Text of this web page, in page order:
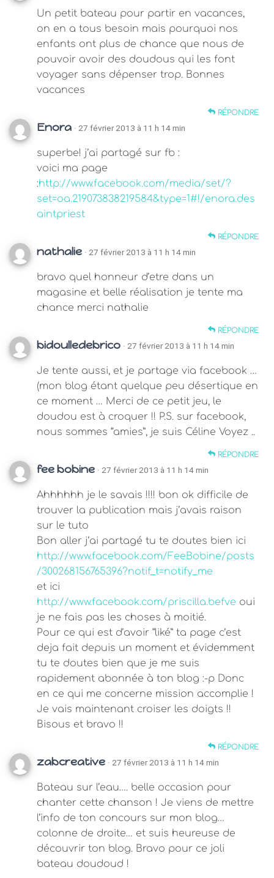
Un petit bateau pour partir en vacances,
on en a tous besoin mais pourquoi nos
enfants ont plus de chance que nous de
pouvoir avoir des doudous qui les font
voyager sans dépenser trop. Bonnes
vacances
RÉPONDRE
Enora · 27 février 2013 à 11 h 14 min
superbe! j’ai partagé sur fb :
voici ma page
:http://www.facebook.com/media/set/?
set=oa.219073838219584&type=1#!/enora.des
aintpriest
RÉPONDRE
nathalie · 27 février 2013 à 11 h 14 min
bravo quel honneur d’etre dans un
magasine et belle réalisation je tente ma
chance merci nathalie
RÉPONDRE
bidoulledebrico · 27 février 2013 à 11 h 14 min
Je tente aussi, et je partage via facebook …
(mon blog étant quelque peu désertique en
ce moment … Merci de ce petit jeu, le
doudou est à croquer !! P.S. sur facebook,
nous sommes “amies”, je suis Céline Voyez ..
RÉPONDRE
fee bobine · 27 février 2013 à 11 h 14 min
Ahhhhhh je le savais !!!! bon ok difficile de
trouver la publication mais j’avais raison
sur le tuto
Bon aller j’ai partagé tu te doutes bien ici
http://www.facebook.com/FeeBobine/posts
/300268156765396?notif_t=notify_me
et ici
http://www.facebook.com/priscilla.befve oui
je ne fais pas les choses à moitié.
Pour ce qui est d’avoir “liké” ta page c’est
deja fait depuis un moment et évidemment
tu te doutes bien que je me suis
rapidement abonnée à ton blog :-p Donc
en ce qui me concerne mission accomplie !
Je vais maintenant croiser les doigts !!
Bisous et bravo !!
RÉPONDRE
zabcreative · 27 février 2013 à 11 h 14 min
Bateau sur l’eau…. belle occasion pour
chanter cette chanson ! Je viens de mettre
l’info de ton concours sur mon blog…
colonne de droite… et suis heureuse de
découvrir ton blog. Bravo pour ce joli
bateau doudoud !